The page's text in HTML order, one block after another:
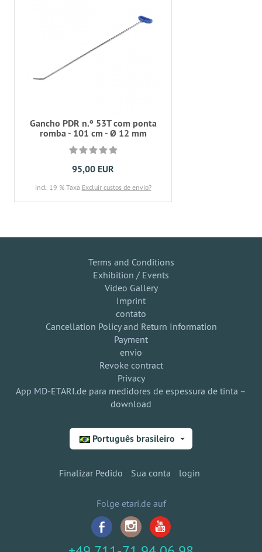
Gancho PDR n.º 53T com ponta
romba - 101 cm - Ø 12 mm
95,00 EUR
incl. 19 % Taxa Excluir custos de envio?
Terms and Conditions
Exhibition / Events
Video Gallery
Imprint
contato
Cancellation Policy and Return Information
Payment
envio
Revoke contract
Privacy
App MD-ETARI.de para medidores de espessura de tinta –
download
Português brasileiro
Finalizar Pedido Sua conta login
Folge etari.de auf